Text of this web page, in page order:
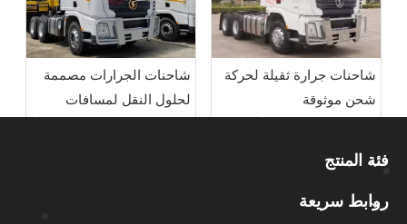
شاحنات جرارة ثقيلة لحركة
شحن موثوقة
شاحنات الجرارات مصممة
لحلول النقل لمسافات
طويلة
فئة المنتج
روابط سريعة